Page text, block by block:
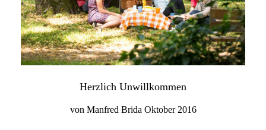
Herzlich Unwillkommen
von Manfred Brida Oktober 2016